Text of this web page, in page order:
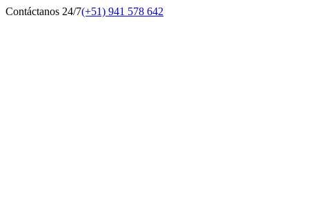
Contáctanos 24/7(+51) 941 578 642